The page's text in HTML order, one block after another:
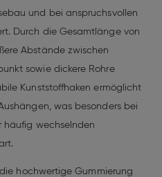
und bei anspruchsvollen
Durch die Gesamtlänge von
Abstände zwischen
sowie dickere Rohre
Kunststoffhaken ermöglicht
was besonders bei
häufig wechselnden
hochwertige Gummierung